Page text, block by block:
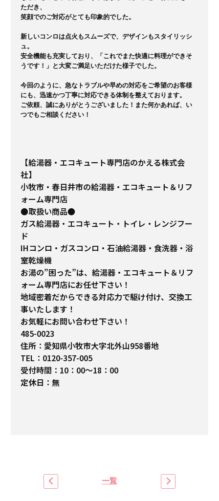
ただき、
笑顔でのご対応がとても印象的でした。
新しいコンロは点火もスムーズで、デザインもスタイリッシ
ュ。
安全機能も充実しており、「これでまた快適に料理ができそ
うです！」と大変ご満足いただけた様子でした。
今回のように、急なトラブルや早めの対応をご希望のお客様
にも、迅速かつ丁寧に対応できる体制を整えております。
ご依頼、誠にありがとうございました！また何かあれば、い
つでもご相談ください！
【給湯器・エコキュート専門店のかえる株式会
社】
小牧市・春日井市の給湯器・エコキュート＆リフ
ォーム専門店
●取扱い商品●
ガス給湯器・エコキュート・トイレ・レンジフー
ド
IHコンロ・ガスコンロ・石油給湯器・食洗器・浴
室乾燥機
お湯の”困った”は、給湯器・エコキュート＆リフ
ォーム専門店にお任せ下さい！
地域密着だからできる対応力で駆け付け、交換工
事いたします！
お気軽にお問い合わせ下さい！
485-0023
住所：愛知県小牧市大字北外山958番地
TEL：0120-357-005
受付時間：10：00～18：00
定休日：無
一覧